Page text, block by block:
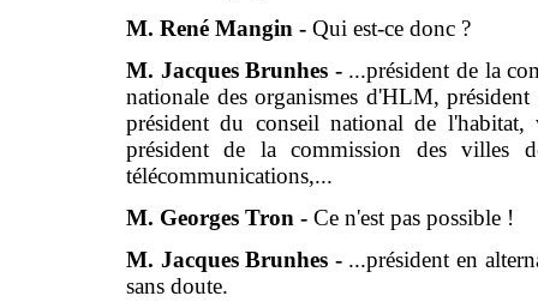
M. René Mangin - Qui est-ce donc ?
M. Jacques Brunhes - ...président de la
nationale des organismes d'HLM,
président du conseil national de l'habitat,
président de la commission des villes
télécommunications,...
M. Georges Tron - Ce n'est pas possible !
M. Jacques Brunhes - ...président en
sans doute.